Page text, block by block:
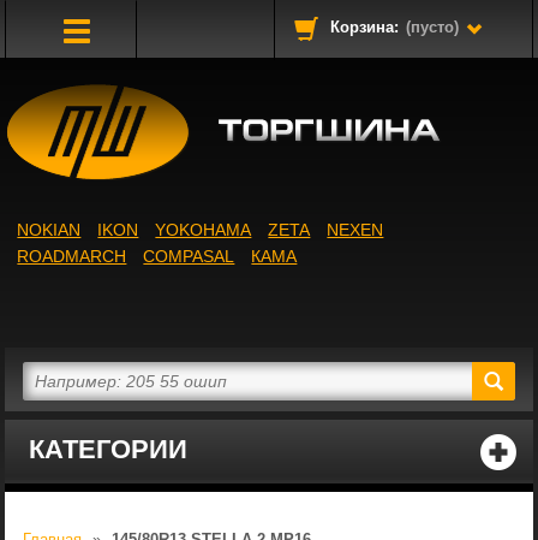
Корзина: (пусто)
КАТЕГОРИИ
NOKIAN IKON YOKOHAMA ZETA
NEXEN
ROADMARCH
COMPASAL КАМА